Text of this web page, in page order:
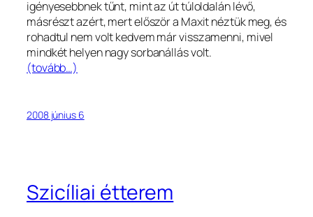
igényesebbnek tűnt, mint az út túloldalán lévő,
másrészt azért, mert először a Maxit néztük meg, és
rohadtul nem volt kedvem már visszamenni, mivel
mindkét helyen nagy sorbanállás volt.
(tovább…)
2008 június 6
Szicíliai étterem